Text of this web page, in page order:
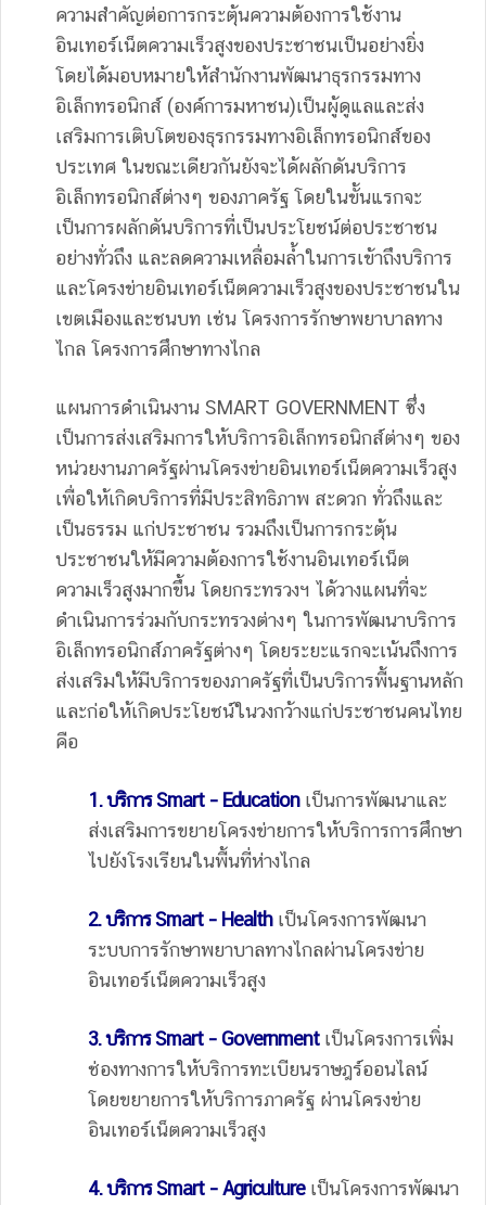
ความสำคัญต่อการกระตุ้นความต้องการใช้งาน
อินเทอร์เน็ตความเร็วสูงของประชาชนเป็นอย่างยิ่ง
โดยได้มอบหมายให้สำนักงานพัฒนาธุรกรรมทาง
อิเล็กทรอนิกส์ (องค์การมหาชน)เป็นผู้ดูแลและส่ง
เสริมการเติบโตของธุรกรรมทางอิเล็กทรอนิกส์ของ
ประเทศ ในขณะเดียวกันยังจะได้ผลักดันบริการ
อิเล็กทรอนิกส์ต่างๆ ของภาครัฐ โดยในขั้นแรกจะ
เป็นการผลักดันบริการที่เป็นประโยชน์ต่อประชาชน
อย่างทั่วถึง และลดความเหลื่อมล้ำในการเข้าถึงบริการ
และโครงข่ายอินเทอร์เน็ตความเร็วสูงของประชาชนใน
เขตเมืองและชนบท เช่น โครงการรักษาพยาบาลทาง
ไกล โครงการศึกษาทางไกล
แผนการดำเนินงาน SMART GOVERNMENT ซึ่ง
เป็นการส่งเสริมการให้บริการอิเล็กทรอนิกส์ต่างๆ ของ
หน่วยงานภาครัฐผ่านโครงข่ายอินเทอร์เน็ตความเร็วสูง
เพื่อให้เกิดบริการที่มีประสิทธิภาพ สะดวก ทั่วถึงและ
เป็นธรรม แก่ประชาชน รวมถึงเป็นการกระตุ้น
ประชาชนให้มีความต้องการใช้งานอินเทอร์เน็ต
ความเร็วสูงมากขึ้น โดยกระทรวงฯ ได้วางแผนที่จะ
ดำเนินการร่วมกับกระทรวงต่างๆ ในการพัฒนาบริการ
อิเล็กทรอนิกส์ภาครัฐต่างๆ โดยระยะแรกจะเน้นถึงการ
ส่งเสริมให้มีบริการของภาครัฐที่เป็นบริการพื้นฐานหลัก
และก่อให้เกิดประโยชน์ในวงกว้างแก่ประชาชนคนไทย
คือ
1. บริการ Smart – Educationเป็นการพัฒนาและ
ส่งเสริมการขยายโครงข่ายการให้บริการการศึกษา
ไปยังโรงเรียนในพื้นที่ห่างไกล
2. บริการ Smart – Healthเป็นโครงการพัฒนา
ระบบการรักษาพยาบาลทางไกลผ่านโครงข่าย
อินเทอร์เน็ตความเร็วสูง
3. บริการ Smart – Governmentเป็นโครงการเพิ่ม
ช่องทางการให้บริการทะเบียนราษฎร์ออนไลน์
โดยขยายการให้บริการภาครัฐ ผ่านโครงข่าย
อินเทอร์เน็ตความเร็วสูง
4. บริการ Smart – Agriculture เป็นโครงการพัฒนา